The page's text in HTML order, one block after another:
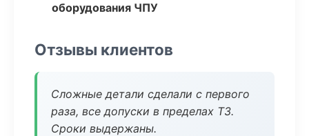
оборудования ЧПУ
Отзывы клиентов
Сложные детали сделали с первого
раза, все допуски в пределах ТЗ.
Сроки выдержаны.